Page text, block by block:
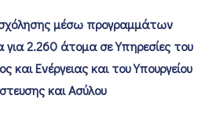
μέσω προγραμμάτων
2.260 άτομα σε Υπηρεσίες του
και Ενέργειας και του Υπουργείου
και Ασύλου